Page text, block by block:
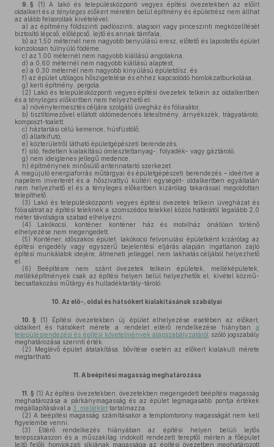
9. § (1) A lakó és településközponti vegyes építési övezetekben az előírt
oldalkert ésa tényleges előkertméretén belül építmény és épületrész nem állhat
az alább felsoroltak kivételével:
a) az építmény földszinti padlószinti, alagsori vagy pinceszinti megközelítését
biztosító lépcső, előlépcső, lejtő és annak támfala,
b) az 1,50 méternél nem nagyobb benyúlású eresz, előtető és lapostetős épület
konzolosan túlnyúló födéme,
c) az 1,00 méternél nem nagyobb kiállású angolakna,
d) a 0,60 méternél nem nagyobb kiállású alaptest,
e) a 0,30 méternél nem nagyobb kinyúlású épületdísz, és
f) az épület utólagos hőszigetelése és ehhez kapcsolódó homlokzatburkolása,
g) kerti építmény, pergola.
(2) Lakó és településközponti vegyes építési övezetek telkein az oldalkertben
és a tényleges előkertben nem helyezhető el:
a) növénytermesztés céljára szolgáló üvegház és fóliasátor,
b) tisztítómezővel ellátott oldómedencés létesítmény, árnyékszék, trágyatároló,
komposzt-toalett,
c) háztartási célú kemence, húsfüstölő,
d) állatkifutó,
e) közterületről látható épületgépészeti berendezés,
f) siló, fedetlen kialakítású ömlesztettanyag-, folyadék- vagy gáztároló,
g) nem ideiglenes jellegű medence,
h) építménynek minősülő antennatartó szerkezet.
A megújuló energiaforrás műtárgyai és épületgépészeti berendezés – ideértve a
napelem inverterét és a hőszivattyú kültéri egységét- oldalkertben egyáltalán
nem helyezhető el és a tényleges előkertben kizárólag takarással megoldottan
telepíthető.
(3) Lakó és településközponti vegyes építési övezetek telkein üvegházat és
fóliasátrat az építési teleknek a szomszédos telekkel közös határától legalább 2,0
méter távolságra szabad elhelyezni.
(4) Lakókocsi, konténer, konténer ház és mobilház önállóan történő
elhelyezése nem megengedett.
(5) Konténer, időszakos épület, lakókocsi felvonulási épületként kizárólag az
építési engedély vagy egyszerű bejelentési eljárás alapján ingatlanon zajló
építési munkálatok idejére, átmeneti jelleggel, nem lakhatás céljából helyezhető
el.
(6) Beépítésre nem szánt övezetek telkein épületek, melléképületek,
melléképítmények csak az építési helyen belül helyezhetők el, kivétel közmű-
becsatlakozási műtárgy és hulladéktartály-tároló.
10. Az elő-, oldal és hátsókert kialakításának szabályai
10. § (1) Építési övezetekben új épület elhelyezése esetében az előkert,
oldalkert és hátsókert mérete a rendelet eltérő rendelkezése hiányban a
településrendezési és építési követelmények alapszabályzatáról szóló jogszabály
meghatározása szerinti érték.
(2) Meglévő épület átalakítása, bővítése esetén az előkert kialakult mérete
megtartható.
11. A beépítési magasság meghatározása
11. § (1) Az építési övezetekben, övezetekben megengedett beépítési magasság
meghatározása a párkánymagasság és az épület legmagasabb pontja értékek
megállapításával a 3. melléklet tartalmazza.
(2) A beépítési magasság számításakor a templomtorony magasságát nem kell
figyelembe venni.
(3) Eltérő rendelkezés hiányában az építési helyen belüli lejtős
terepszakaszon és a műszakilag indokolt rendezett tereptől mérten a főépület
lejtő felőli homlokzati síkjának magassága az építési övezetben meghatározott